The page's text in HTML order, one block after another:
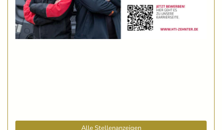
Alle Stellenanzeigen